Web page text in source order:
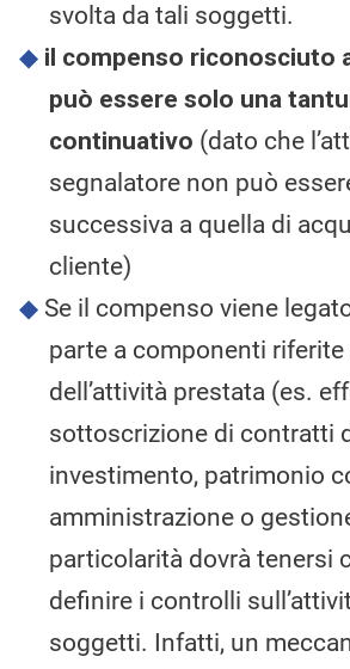
svolta da tali soggetti.
il compenso riconosciuto
può essere solo una
continuativo (dato che
segnalatore non può
successiva a quella di
cliente)
Se il compenso viene
parte a componenti
dell’attività prestata (es.
sottoscrizione di contratti
investimento, patrimonio
amministrazione o
particolarità dovrà tenersi
definire i controlli
soggetti. Infatti, un